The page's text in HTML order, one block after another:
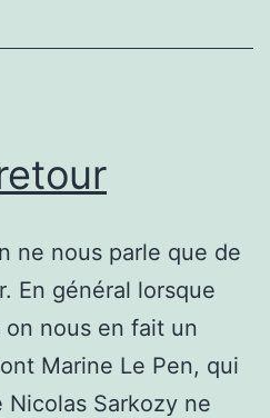
ne nous parle que de
En général lorsque
nous en fait un
Marine Le Pen, qui
Sarkozy ne